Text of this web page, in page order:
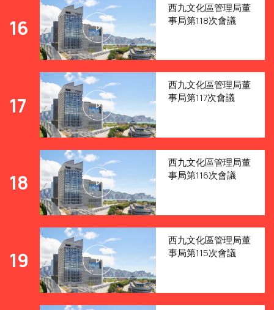
16
西九文化區管理局董
事局第118次會議
17
西九文化區管理局董
事局第117次會議
18
西九文化區管理局董
事局第116次會議
19
西九文化區管理局董
事局第115次會議